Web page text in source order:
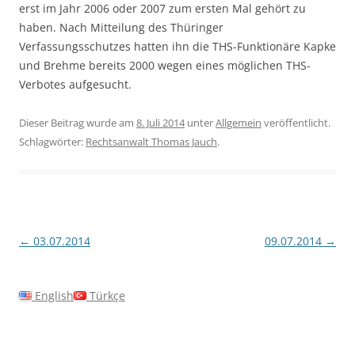
erst im Jahr 2006 oder 2007 zum ersten Mal gehört zu
haben. Nach Mitteilung des Thüringer
Verfassungsschutzes hatten ihn die THS-Funktionäre Kapke
und Brehme bereits 2000 wegen eines möglichen THS-
Verbotes aufgesucht.
Dieser Beitrag wurde am 8. Juli 2014unterAllgemein veröffentlicht.
Schlagwörter: Rechtsanwalt Thomas Jauch.
Beitragsnavigation
← 03.07.2014 09.07.2014 →
English Türkçe